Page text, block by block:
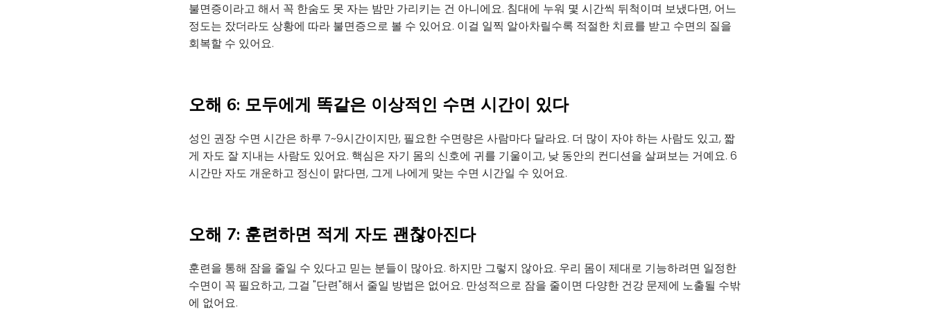
불면증이라고 해서 꼭 한숨도 못 자는 밤만 가리키는 건 아니에요. 침대에 누워 몇 시간씩 뒤척이며 보냈다면, 어느
정도는 잤더라도 상황에 따라 불면증으로 볼 수 있어요. 이걸 일찍 알아차릴수록 적절한 치료를 받고 수면의 질을
회복할 수 있어요.
오해 6: 모두에게 똑같은 이상적인 수면 시간이 있다
성인 권장 수면 시간은 하루 7~9시간이지만, 필요한 수면량은 사람마다 달라요. 더 많이 자야 하는 사람도 있고, 짧
게 자도 잘 지내는 사람도 있어요. 핵심은 자기 몸의 신호에 귀를 기울이고, 낮 동안의 컨디션을 살펴보는 거예요. 6
시간만 자도 개운하고 정신이 맑다면, 그게 나에게 맞는 수면 시간일 수 있어요.
오해 7: 훈련하면 적게 자도 괜찮아진다
훈련을 통해 잠을 줄일 수 있다고 믿는 분들이 많아요. 하지만 그렇지 않아요. 우리 몸이 제대로 기능하려면 일정한
수면이 꼭 필요하고, 그걸 "단련"해서 줄일 방법은 없어요. 만성적으로 잠을 줄이면 다양한 건강 문제에 노출될 수밖
에 없어요.